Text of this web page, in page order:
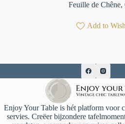
Feuille de Chêne,
Add to
Enjoy Your Table is hét platform voor
servies. Creëer bijzondere